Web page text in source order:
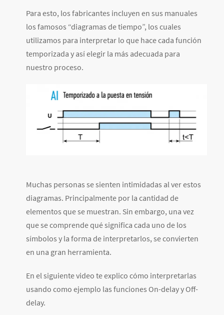
Para esto, los fabricantes incluyen en sus manuales
los famosos “diagramas de tiempo”, los cuales
utilizamos para interpretar lo que hace cada función
temporizada y así elegir la más adecuada para
nuestro proceso.
Muchas personas se sienten intimidadas al ver estos
diagramas. Principalmente por la cantidad de
elementos que se muestran. Sin embargo, una vez
que se comprende qué significa cada uno de los
símbolos y la forma de interpretarlos, se convierten
en una gran herramienta.
En el siguiente video te explico cómo interpretarlas
usando como ejemplo las funciones On-delay y Off-
delay.